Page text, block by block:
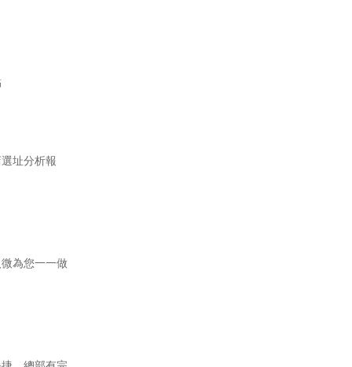
址分析報
為您一一做